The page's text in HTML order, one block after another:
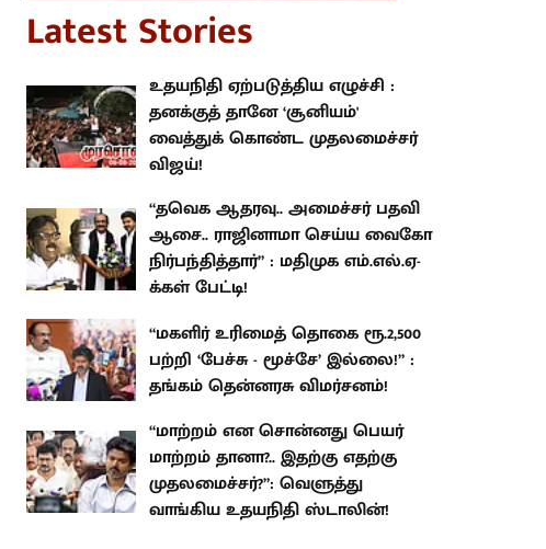
Latest Stories
உதயநிதி ஏற்படுத்திய எழுச்சி :
தனக்குத் தானே ‘சூனியம்'
வைத்துக் கொண்ட முதலமைச்சர்
விஜய்!
“தவெக ஆதரவு.. அமைச்சர் பதவி
ஆசை.. ராஜினாமா செய்ய வைகோ
நிர்பந்தித்தார்” : மதிமுக எம்.எல்.ஏ-
க்கள் பேட்டி!
“மகளிர் உரிமைத் தொகை ரூ.2,500
பற்றி ‘பேச்சு - மூச்சே’ இல்லை!” :
தங்கம் தென்னரசு விமர்சனம்!
“மாற்றம் என சொன்னது பெயர்
மாற்றம் தானா?.. இதற்கு எதற்கு
முதலமைச்சர்?”: வெளுத்து
வாங்கிய உதயநிதி ஸ்டாலின்!